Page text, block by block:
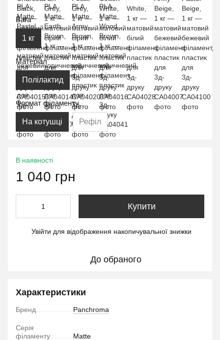
Вага
1 кг
Матеріал
Полілактид
Формат філаменту
На котушці Рефіл
В наявності
1 040 грн
Купити
Увійти для відображення накопичувальної знижки
До обраного
Характеристики
Бренд Panchroma
Серія
філаменту
Matte